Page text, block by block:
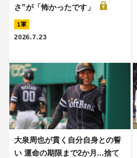
さ”が「怖かったです」
1軍
2026.7.23
大泉周也が貫く自分自身との誓
い 運命の期限まで2か月...捨て